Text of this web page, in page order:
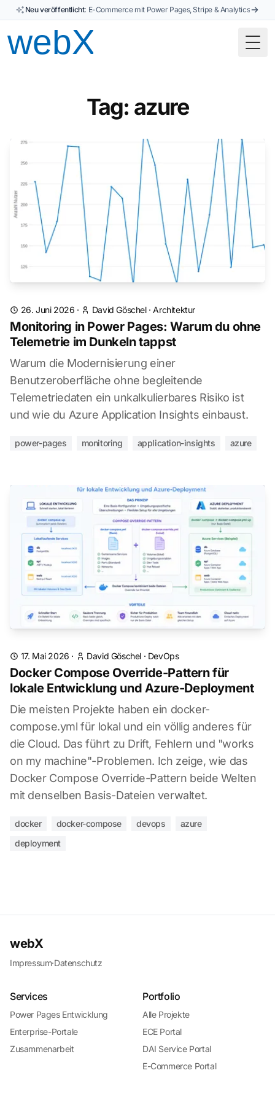
Neu veröffentlicht: E-Commerce mit Power Pages, Stripe & Analytics
Tag: azure
26. Juni 2026 · David Göschel·Architektur
Monitoring in Power Pages: Warum du ohne
Telemetrie im Dunkeln tappst
Warum die Modernisierung einer
Benutzeroberfläche ohne begleitende
Telemetriedaten ein unkalkulierbares Risiko ist
und wie du Azure Application Insights einbaust.
power-pages monitoring application-insights azure
17. Mai 2026 · David Göschel · DevOps
Docker Compose Override-Pattern für
lokale Entwicklung und Azure-Deployment
Die meisten Projekte haben ein docker-
compose.yml für lokal und ein völlig anderes für
die Cloud. Das führt zu Drift, Fehlern und "works
on my machine"-Problemen. Ich zeige, wie das
Docker Compose Override-Pattern beide Welten
mit denselben Basis-Dateien verwaltet.
docker docker-compose devops
azure
deployment
webX
Impressum·Datenschutz
Services
Power Pages Entwicklung
Enterprise-Portale
Zusammenarbeit
Portfolio
Alle Projekte
ECE Portal
DAI Service Portal
E-Commerce Portal